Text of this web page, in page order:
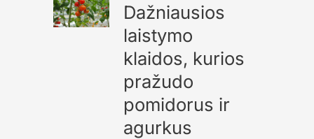
Dažniausios
laistymo
klaidos, kurios
pražudo
pomidorus ir
agurkus